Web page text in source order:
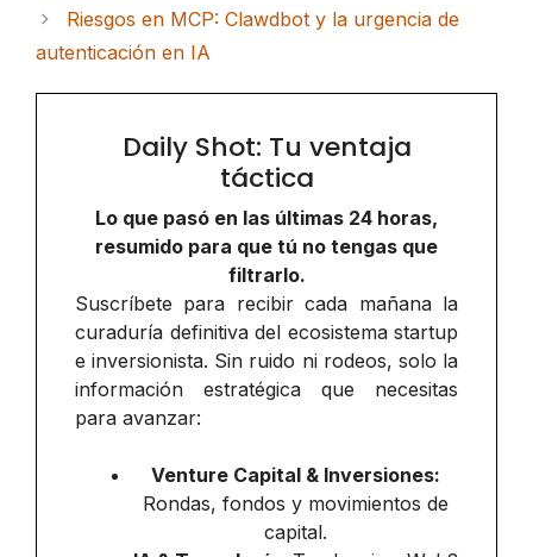
Riesgos en MCP: Clawdbot y la urgencia de
autenticación en IA
Daily Shot: Tu ventaja
táctica
Lo que pasó en las últimas 24 horas,
resumido para que tú no tengas que
filtrarlo.
Suscríbete para recibir cada mañana la
curaduría definitiva del ecosistema startup
e inversionista. Sin ruido ni rodeos, solo la
información estratégica que necesitas
para avanzar:
Venture Capital & Inversiones:
Rondas, fondos y movimientos de
capital.